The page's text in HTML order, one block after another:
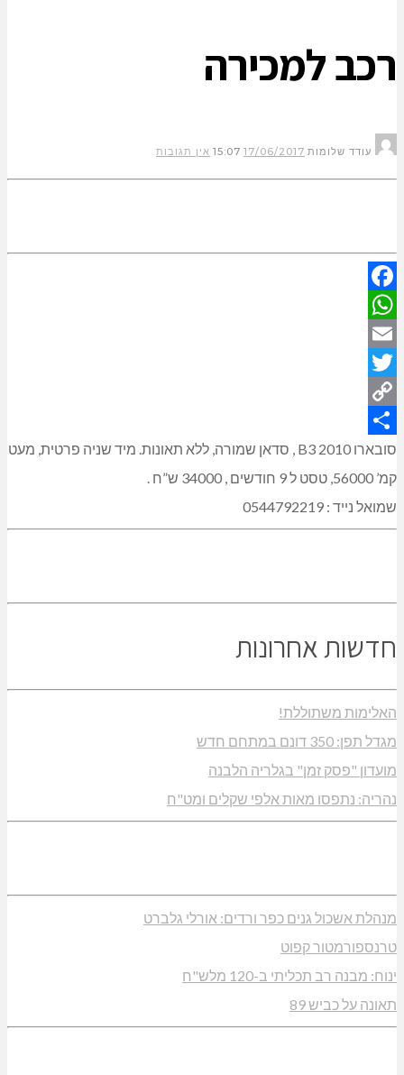
רכב למכירה
עודד שלומות 17/06/2017
15:07 אין תגובות
Facebook
WhatsApp
Email
Twitter
Copy
Link
Share
סובארו B3 2010 , סדאן שמורה, ללא תאונות. מיד שניה פרטית, מעט
קמ’ 56000, טסט ל 9 חודשים , 34000 ש”ח .
שמואל נייד : 0544792219
חדשות אחרונות
האלימות משתוללת!
מגדל תפן: 350 דונם במתחם חדש
מועדון "פסק זמן" בגלריה הלבנה
נהריה: נתפסו מאות אלפי שקלים ומט"ח
מנהלת אשכול גנים כפר ורדים: אורלי גלברט
טרנספורמטור קפוט
ינוח: מבנה רב תכליתי ב-120 מלש"ח
תאונה על כביש 89